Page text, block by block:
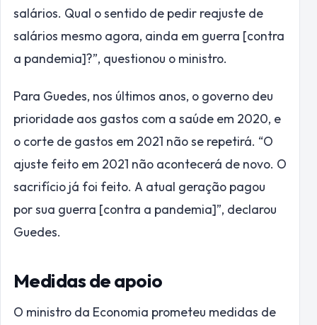
salários. Qual o sentido de pedir reajuste de
salários mesmo agora, ainda em guerra [contra
a pandemia]?”, questionou o ministro.
Para Guedes, nos últimos anos, o governo deu
prioridade aos gastos com a saúde em 2020, e
o corte de gastos em 2021 não se repetirá. “O
ajuste feito em 2021 não acontecerá de novo. O
sacrifício já foi feito. A atual geração pagou
por sua guerra [contra a pandemia]”, declarou
Guedes.
Medidas de apoio
O ministro da Economia prometeu medidas de